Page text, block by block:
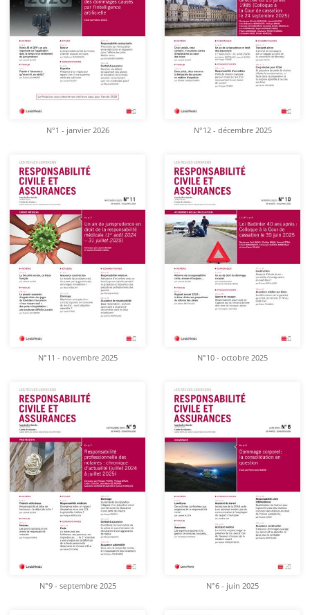
N°1 - janvier 2026 N°12 - décembre 2025
N°11 - novembre 2025 N°10 - octobre 2025
N°9 - septembre 2025 N°6 - juin 2025